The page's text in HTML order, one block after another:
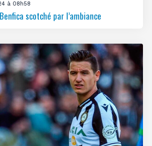
à 08h58
scotché par l’ambiance